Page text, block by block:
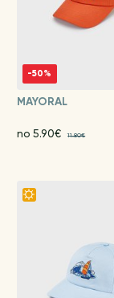
-50%
MAYORAL
no 5.90€ 11.80€